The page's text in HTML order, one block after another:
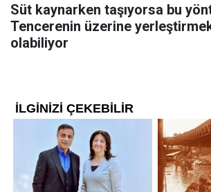
Süt kaynarken taşıyorsa bu
Tencerenin üzerine
olabiliyor